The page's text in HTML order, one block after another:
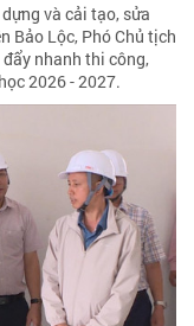
và cải tạo, sửa
Bảo Lộc, Phó Chủ tịch
nhanh thi công,
2026 - 2027.